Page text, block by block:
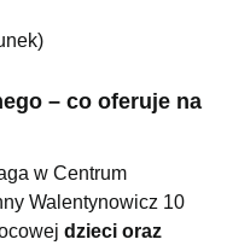
– co oferuje na
w Centrum
Walentynowicz 10
dzieci oraz